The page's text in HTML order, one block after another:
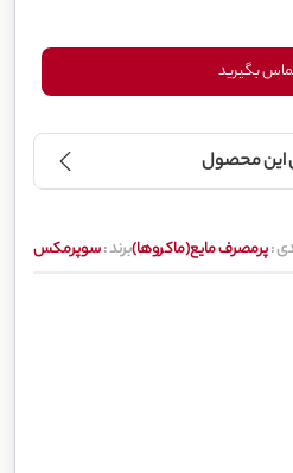
این محصول
:پرمصرف مایع(ماکروها)برند :سوپرمکس